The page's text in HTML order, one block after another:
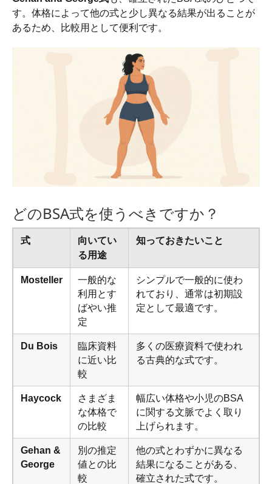
す。体格によって他の式と少し異なる結果が出ることが
あるため、比較用として便利です。
どのBSA式を使うべきですか？
式
向いてい
る用途
知っておきたいこと
Mosteller
一般的な
利用とす
ばやい推
定
シンプルで一般的に使わ
れており、通常は初期設
定として最適です。
Du Bois
臨床資料
に近い比
較
多くの医療資料で使われ
る古典的な式です。
Haycock
さまざま
な体格で
の比較
幅広い体格や小児のBSA
に関する文脈でよく取り
上げられます。
Gehan &
George
別の推定
値との比
較
他の式とわずかに異なる
結果になることがある、
確立された式です。